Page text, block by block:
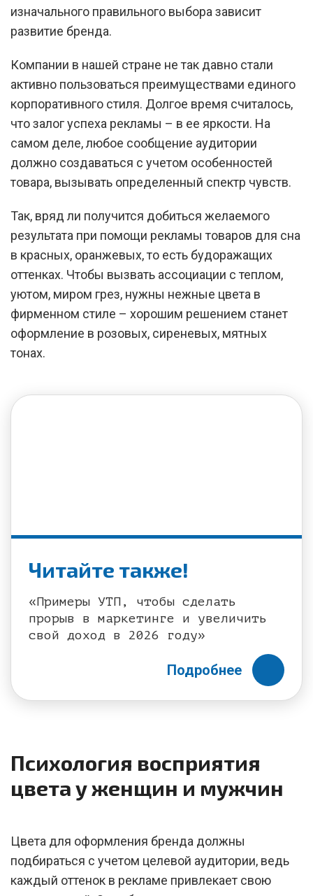
изначального правильного выбора зависит
развитие бренда.
Компании в нашей стране не так давно стали
активно пользоваться преимуществами единого
корпоративного стиля. Долгое время считалось,
что залог успеха рекламы – в ее яркости. На
самом деле, любое сообщение аудитории
должно создаваться с учетом особенностей
товара, вызывать определенный спектр чувств.
Так, вряд ли получится добиться желаемого
результата при помощи рекламы товаров для сна
в красных, оранжевых, то есть будоражащих
оттенках. Чтобы вызвать ассоциации с теплом,
уютом, миром грез, нужны нежные цвета в
фирменном стиле – хорошим решением станет
оформление в розовых, сиреневых, мятных
тонах.
Читайте также!
«Примеры УТП, чтобы сделать
прорыв в маркетинге и увеличить
свой доход в 2026 году»
Подробнее
Психология восприятия
цвета у женщин и мужчин
Цвета для оформления бренда должны
подбираться с учетом целевой аудитории, ведь
каждый оттенок в рекламе привлекает свою